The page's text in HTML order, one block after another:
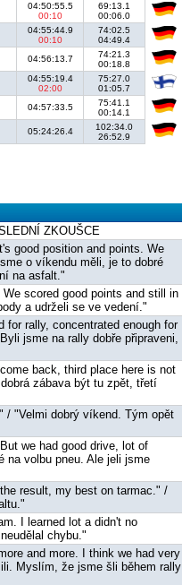
04:50:55.5
00:10
69:13.1
00:06.0
04:55:44.9
00:10
74:02.5
04:49.4
04:56:13.7
74:21.3
00:18.8
04:55:19.4
02:00
75:27.0
01:05.7
04:57:33.5
75:41.1
00:14.1
05:24:26.4
102:34.0
26:52.9
ZKOUŠCE
good position and points. We
o víkendu měli, je to dobré
na asfalt."
scored good points and still in
a udrželi se ve vedení."
for rally, concentrated enough for
jsme na rally dobře připraveni,
back, third place here is not
zábava být tu zpět, třetí
/ "Velmi dobrý víkend. Tým opět
we had good drive, lot of
na volbu pneu. Ale jeli jsme
result, my best on tarmac." /
I learned lot a didn't no
chybu."
and more. I think we had very
Myslím, že jsme šli během rally